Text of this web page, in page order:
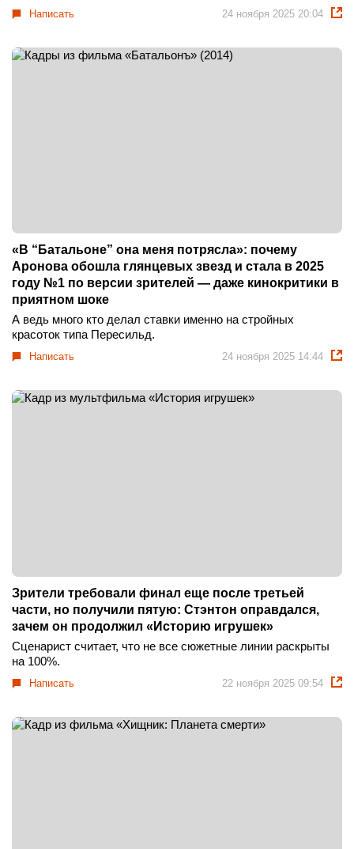
Написать 24 ноября 2025 20:04
«В “Батальоне” она меня потрясла»: почему
Аронова обошла глянцевых звезд и стала в 2025
году №1 по версии зрителей — даже кинокритики в
приятном шоке
А ведь много кто делал ставки именно на стройных
красоток типа Пересильд.
Написать 24 ноября 2025 14:44
Зрители требовали финал еще после третьей
части, но получили пятую: Стэнтон оправдался,
зачем он продолжил «Историю игрушек»
Сценарист считает, что не все сюжетные линии раскрыты
на 100%.
Написать 22 ноября 2025 09:54